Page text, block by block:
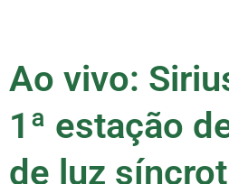
Ao vivo:
1ª estação
de luz